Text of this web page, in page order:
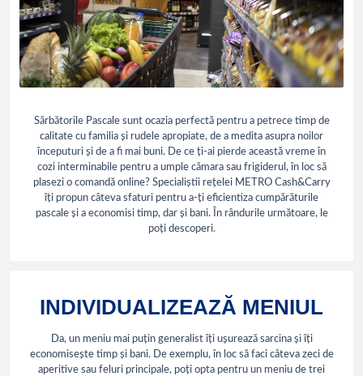
Sărbătorile Pascale sunt ocazia perfectă pentru a petrece timp de
calitate cu familia și rudele apropiate, de a medita asupra noilor
începuturi și de a fi mai buni. De ce ți-ai pierde această vreme în
cozi interminabile pentru a umple cămara sau frigiderul, în loc să
plasezi o comandă online? Specialiștii rețelei METRO Cash&Carry
îți propun câteva sfaturi pentru a-ți eficientiza cumpărăturile
pascale și a economisi timp, dar și bani. În rândurile următoare, le
poți descoperi.
INDIVIDUALIZEAZĂ MENIUL
Da, un meniu mai puțin generalist îți ușurează sarcina și îți
economisește timp și bani. De exemplu, în loc să faci câteva zeci de
aperitive sau feluri principale, poți opta pentru un meniu de trei